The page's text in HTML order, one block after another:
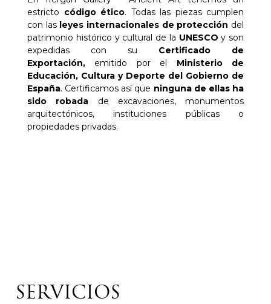
estricto código ético. Todas las piezas cumplen
con las leyes internacionales de protección del
patrimonio histórico y cultural de la UNESCOy son
expedidas con su Certificado de
Exportación, emitido por el Ministerio de
Educación, Cultura y Deporte del Gobierno de
España. Certificamos así que ninguna de ellas ha
sido robada de excavaciones, monumentos
arquitectónicos, instituciones públicas o
propiedades privadas.
SERVICIOS